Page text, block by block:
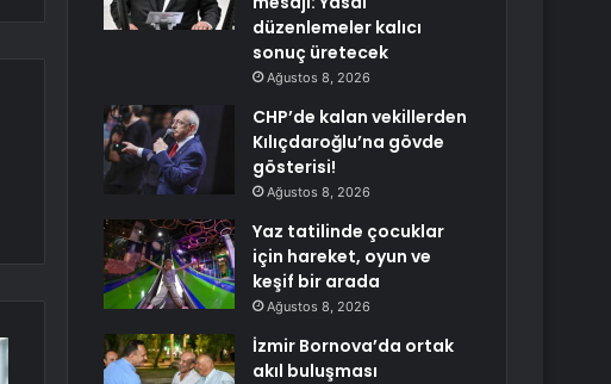
düzenlemeler kalıcı
sonuç üretecek
Ağustos 8, 2026
CHP’de kalan vekillerden
Kılıçdaroğlu’na gövde
gösterisi!
Ağustos 8, 2026
Yaz tatilinde çocuklar
için hareket, oyun ve
keşif bir arada
Ağustos 8, 2026
İzmir Bornova’da ortak
akıl buluşması